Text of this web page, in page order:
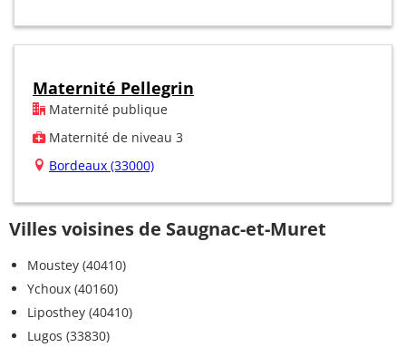
Maternité Pellegrin
Maternité publique
Maternité de niveau 3
Bordeaux (33000)
Villes voisines de Saugnac-et-Muret
Moustey (40410)
Ychoux (40160)
Liposthey (40410)
Lugos (33830)